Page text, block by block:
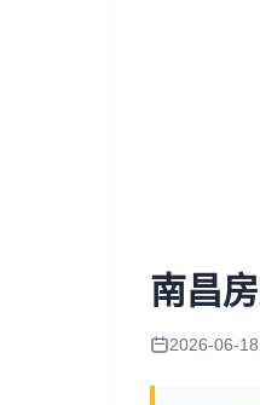
南昌
2026-06-